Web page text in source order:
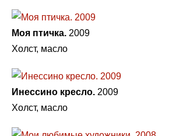
Моя птичка. 2009
Холст, масло
Инессино кресло. 2009
Холст, масло